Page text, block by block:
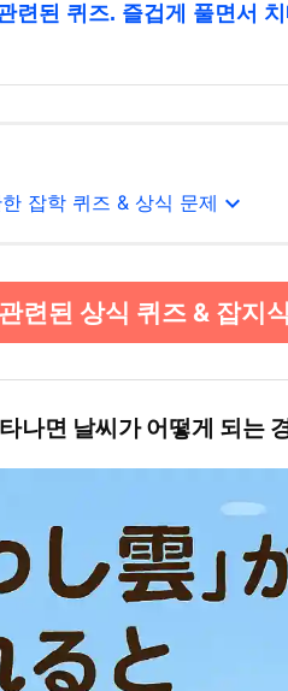
련된 퀴즈. 즐겁게 풀면서
잡학 퀴즈 & 상식 문제 expand_more
련된 상식 퀴즈 & 잡지
나면 날씨가 어떻게 되는